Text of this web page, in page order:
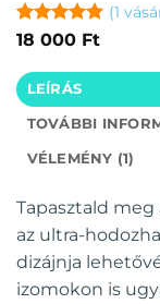
Értékelés5
1
értékelés
alapján
(1
18 000 Ft
LEÍRÁS
TOVÁBBI
VÉLEMÉNY (1)
Tapasztald meg
az ultra-
dizájnja
izomokon is